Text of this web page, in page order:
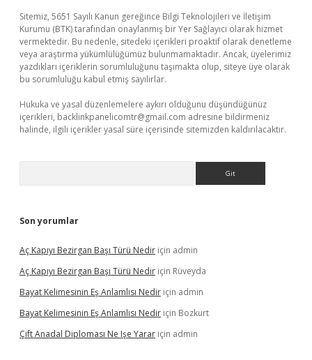
Sitemiz, 5651 Sayılı Kanun gereğince Bilgi Teknolojileri ve İletişim
Kurumu (BTK) tarafından onaylanmış bir Yer Sağlayıcı olarak hizmet
vermektedir. Bu nedenle, sitedeki içerikleri proaktif olarak denetleme
veya araştırma yükümlülüğümüz bulunmamaktadır. Ancak, üyelerimiz
yazdıkları içeriklerin sorumluluğunu taşımakta olup, siteye üye olarak
bu sorumluluğu kabul etmiş sayılırlar.
Hukuka ve yasal düzenlemelere aykırı olduğunu düşündüğünüz
içerikleri, backlinkpanelicomtr@gmail.com adresine bildirmeniz
halinde, ilgili içerikler yasal süre içerisinde sitemizden kaldırılacaktır.
Son yorumlar
Aç Kapıyı Bezirgan Başı Türü Nedir için admin
Aç Kapıyı Bezirgan Başı Türü Nedir için Rüveyda
Bayat Kelimesinin Eş Anlamlısı Nedir için admin
Bayat Kelimesinin Eş Anlamlısı Nedir için Bozkurt
Çift Anadal Diploması Ne Işe Yarar için admin